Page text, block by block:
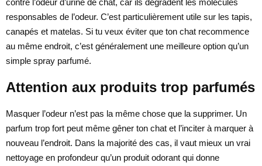
responsables de l’odeur. C’est particulièrement utile sur les tapis,
canapés et matelas. Si tu veux éviter que ton chat recommence
au même endroit, c’est généralement une meilleure option qu’un
simple spray parfumé.
Attention aux produits trop parfumés
Masquer l’odeur n’est pas la même chose que la supprimer. Un
parfum trop fort peut même gêner ton chat et l’inciter à marquer à
nouveau l’endroit. Dans la majorité des cas, il vaut mieux un vrai
nettoyage en profondeur qu’un produit odorant qui donne